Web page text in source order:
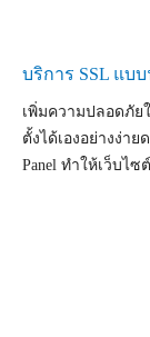
บริการ SSL แบบ
เพิ่มความปลอดภัย
ตั้งได้เองอย่างง่าย
Panel ทำให้เว็บไซ